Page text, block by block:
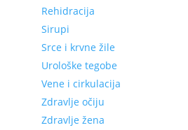
Rehidracija
Sirupi
Srce i krvne žile
Urološke tegobe
Vene i cirkulacija
Zdravlje očiju
Zdravlje žena